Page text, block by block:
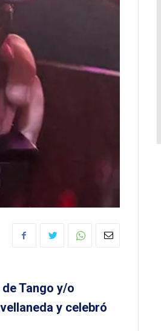
Tango y/o
y celebró